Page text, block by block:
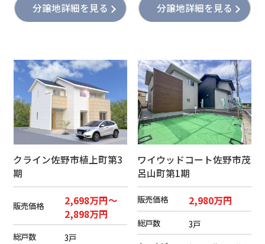
分譲地詳細を見る 分譲地詳細を見る
クライン佐野市植上町第3
期
販売価格
2,698万円～
2,898万円
総戸数
3戸
ワイウッドコート佐野市茂
呂山町第1期
販売価格 2,980万円
総戸数
3戸